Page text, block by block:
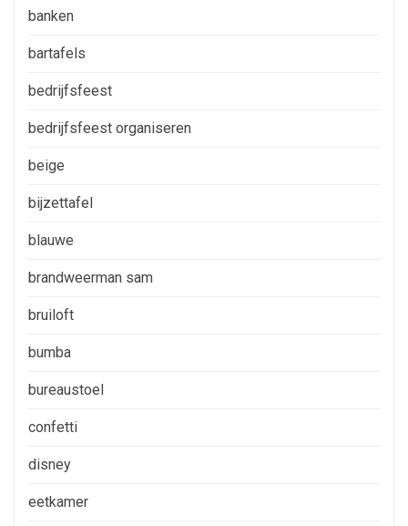
banken
bartafels
bedrijfsfeest
bedrijfsfeest organiseren
beige
bijzettafel
blauwe
brandweerman sam
bruiloft
bumba
bureaustoel
confetti
disney
eetkamer